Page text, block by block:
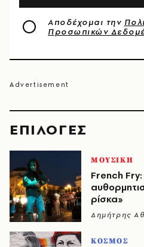
EΠΙΛΟΓΈΣ
ΜΟΥΣΙΚΗ
French
ρίσκα»
Δημήτρης
ΚΟΣΜΟΣ
Αποδέχομαι την
Προσωπικών